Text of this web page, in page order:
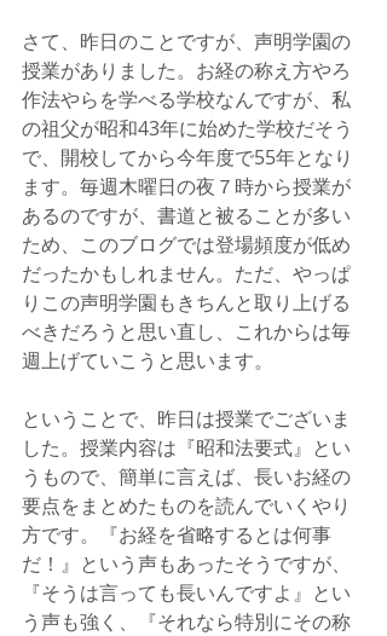
さて、昨日のことですが、声明学園の
授業がありました。お経の称え方やろ
作法やらを学べる学校なんですが、私
の祖父が昭和43年に始めた学校だそう
で、開校してから今年度で55年となり
ます。毎週木曜日の夜７時から授業が
あるのですが、書道と被ることが多い
ため、このブログでは登場頻度が低め
だったかもしれません。ただ、やっぱ
りこの声明学園もきちんと取り上げる
べきだろうと思い直し、これからは毎
週上げていこうと思います。
ということで、昨日は授業でございま
した。授業内容は『昭和法要式』とい
うもので、簡単に言えば、長いお経の
要点をまとめたものを読んでいくやり
方です。『お経を省略するとは何事
だ！』という声もあったそうですが、
『そうは言っても長いんですよ』とい
う声も強く、『それなら特別にその称